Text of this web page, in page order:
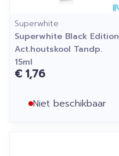
Superwhite
Superwhite Black Edition
Act.houtskool Tandp.
15ml
€ 1,76
Niet beschikbaar